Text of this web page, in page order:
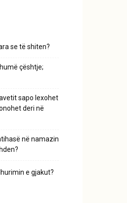
se të shiten?
çështje;
sapo lexohet
deri në
në namazin
e gjakut?